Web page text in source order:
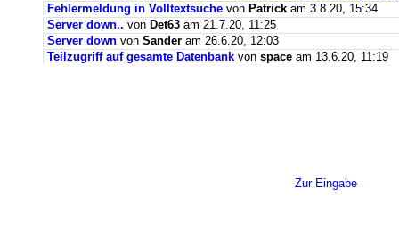
Fehlermeldung in Volltextsuche von Patrick am 3.8.20, 15:34
Server down.. von Det63 am 21.7.20, 11:25
Server down von Sander am 26.6.20, 12:03
Teilzugriff auf gesamte Datenbank von space am 13.6.20, 11:19
Zur Eingabe